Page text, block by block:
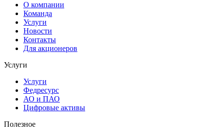
О компании
Команда
Услуги
Новости
Контакты
Для акционеров
Услуги
Услуги
Федресурс
АО и ПАО
Цифровые активы
Полезное